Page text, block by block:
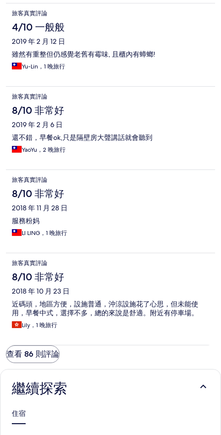
旅客真實評論
4/10 一般般
2019 年 2 月 12 日
雖然有重整但仍感覺老舊有霉味, 且櫃內有蟑螂!
Yu-Lin，1 晚旅行
旅客真實評論
8/10 非常好
2019 年 2 月 6 日
還不錯，早餐ok,只是隔壁房大聲講話就會聽到
YaoYu，2 晚旅行
旅客真實評論
8/10 非常好
2018 年 11 月 28 日
服務粉妈
Ll LING，1 晚旅行
旅客真實評論
8/10 非常好
2018 年 10 月 23 日
近碼頭，地區方便，設施普通，沖涼設施花了心思，但未能使
用，早餐中式，選擇不多，總的來說是舒適。附近有停車場。
Lily，1 晚旅行
查看 86 則評論
繼續探索
住宿